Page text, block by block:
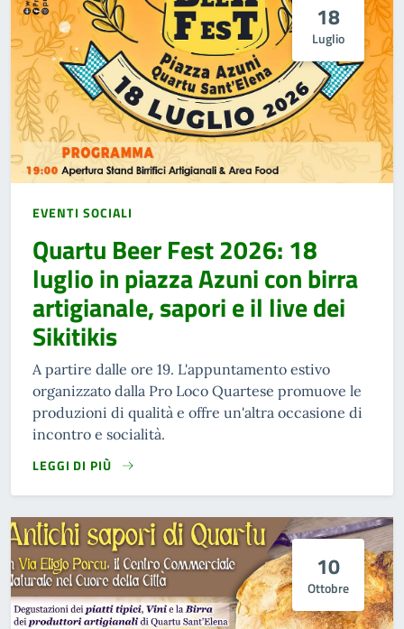
18
Luglio
EVENTI SOCIALI
Quartu Beer Fest 2026: 18
luglio in piazza Azuni con birra
artigianale, sapori e il live dei
Sikitikis
A partire dalle ore 19. L'appuntamento estivo
organizzato dalla Pro Loco Quartese promuove le
produzioni di qualità e offre un'altra occasione di
incontro e socialità.
LEGGI DI PIÙ
10
Ottobre